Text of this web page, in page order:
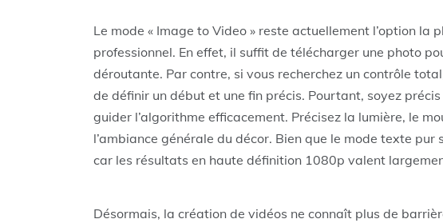
Le mode « Image to Video » reste actuellement l’option
professionnel. En effet, il suffit de télécharger une photo
déroutante. Par contre, si vous recherchez un contrôle
de définir un début et une fin précis. Pourtant, soyez
guider l’algorithme efficacement. Précisez la lumière, le
l’ambiance générale du décor. Bien que le mode texte
car les résultats en haute définition 1080p valent
Désormais, la création de vidéos ne connaît plus de